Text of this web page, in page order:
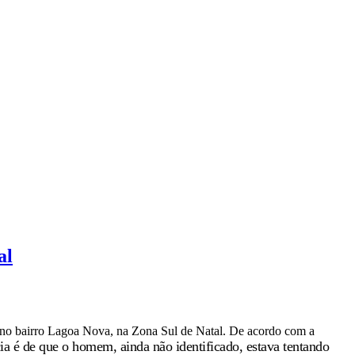
bairro Lagoa Nova, na Zona Sul de Natal. De acordo com a
é de que o homem, ainda não identificado, estava tentando